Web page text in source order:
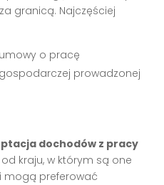
granicą. Najczęściej
o pracę
prowadzonej
dochodów z pracy
kraju, w którym są one
mogą preferować